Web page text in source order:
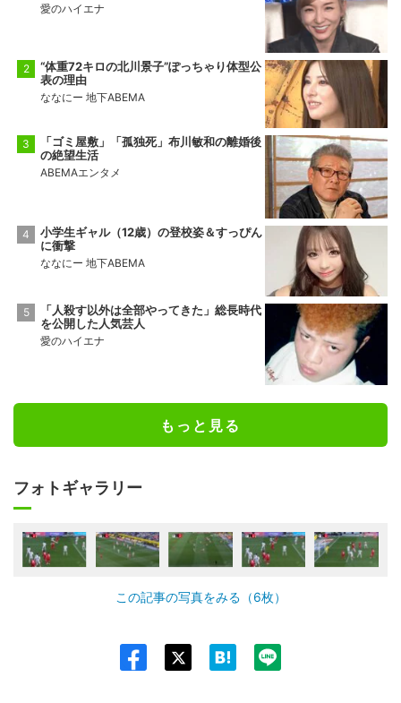
愛のハイエナ
“体重72キロの北川景子”ぽっちゃり体型公
表の理由
ななにー 地下ABEMA
「ゴミ屋敷」「孤独死」布川敏和の離婚後
の絶望生活
ABEMAエンタメ
小学生ギャル（12歳）の登校姿＆すっぴん
に衝撃
ななにー 地下ABEMA
「人殺す以外は全部やってきた」総長時代
を公開した人気芸人
愛のハイエナ
もっと見る
フォトギャラリー
この記事の写真をみる（6枚）